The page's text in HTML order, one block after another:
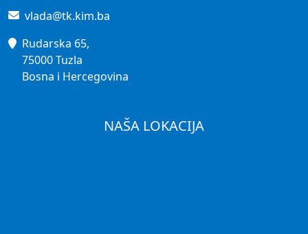
vlada@tk.kim.ba
Rudarska 65,
75000 Tuzla
Bosna i Hercegovina
NAŠA LOKACIJA